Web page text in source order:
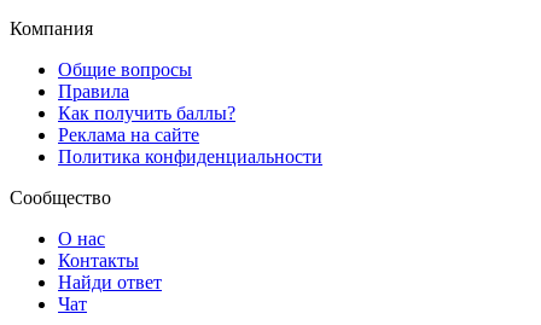
Компания
Общие вопросы
Правила
Как получить баллы?
Реклама на сайте
Политика конфиденциальности
Сообщество
О нас
Контакты
Найди ответ
Чат